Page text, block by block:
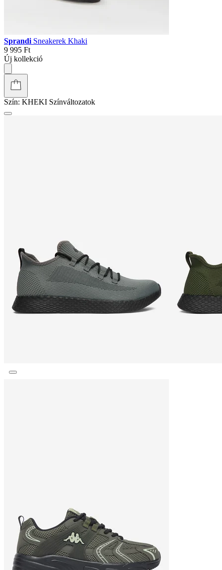
Sprandi Sneakerek Khaki
9 995 Ft
Új kollekció
Szín: KHEKI Színváltozatok